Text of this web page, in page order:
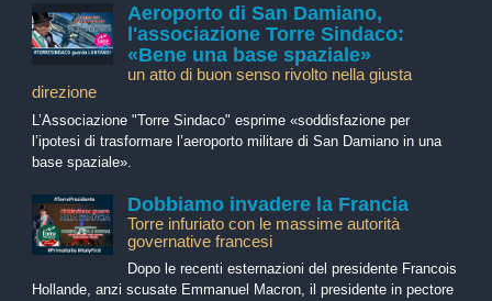
Aeroporto di San Damiano,
l'associazione Torre Sindaco:
«Bene una base spaziale»
un atto di buon senso rivolto nella giusta
direzione
L’Associazione "Torre Sindaco" esprime «soddisfazione per
l’ipotesi di trasformare l’aeroporto militare di San Damiano in una
base spaziale».
Dobbiamo invadere la Francia
Torre infuriato con le massime autorità
governative francesi
Dopo le recenti esternazioni del presidente Francois
Hollande, anzi scusate Emmanuel Macron, il presidente in pectore